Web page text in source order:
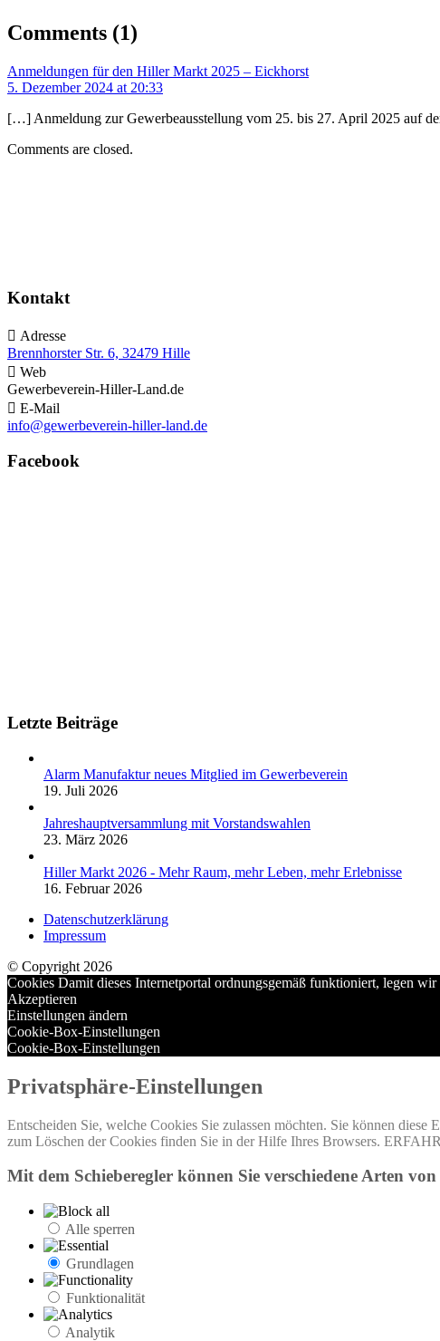
Comments (1)
Anmeldungen für den Hiller Markt 2025 – Eickhorst
5. Dezember 2024 at 20:33
[…] Anmeldung zur Gewerbeausstellung vom 25. bis 27. April 2025 auf
Comments are closed.
Kontakt
 Adresse
Brennhorster Str. 6, 32479 Hille
 Web
Gewerbeverein-Hiller-Land.de
 E-Mail
info@gewerbeverein-hiller-land.de
Facebook
Letzte Beiträge
Alarm Manufaktur neues Mitglied im Gewerbeverein
19. Juli 2026
Jahreshauptversammlung mit Vorstandswahlen
23. März 2026
Hiller Markt 2026 - Mehr Raum, mehr Leben, mehr Erlebnisse
16. Februar 2026
Datenschutzerklärung
Impressum
© Copyright 2026
Cookies Damit dieses Internetportal ordnungsgemäß funktioniert, legen
Akzeptieren
Einstellungen ändern
Cookie-Box-Einstellungen
Cookie-Box-Einstellungen
Privatsphäre-Einstellungen
Entscheiden Sie, welche Cookies Sie zulassen möchten. Sie können
zum Löschen der Cookies finden Sie in der Hilfe Ihres Browsers.
Mit dem Schieberegler können Sie verschiedene Arten
Alle sperren
Grundlagen
Funktionalität
Analytik